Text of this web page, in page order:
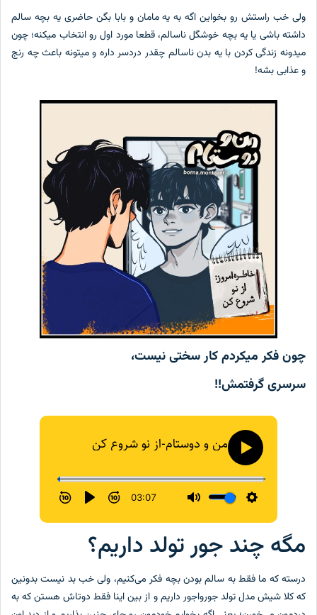
ولی خب راستش رو بخواین اگه به یه مامان و بابا بگن حاضری یه بچه سالم
داشته باشی یا یه بچه خوشگل ناسالم، قطعا مورد اول رو انتخاب میکنه؛ چون
میدونه زندگی کردن با یه بدن ناسالم چقدر دردسر داره و میتونه باعث چه رنج
و عذابی بشه!
چون فکر میکردم کار سختی نیست،
سرسری گرفتمش!!
مگه چند جور تولد داریم؟
درسته که ما فقط به سالم بودن بچه‌ فکر می‌کنیم، ولی خب بد نیست بدونین
که کلا شیش مدل تولد جورواجور داریم و از بین اینا فقط دوتاش هستن که به